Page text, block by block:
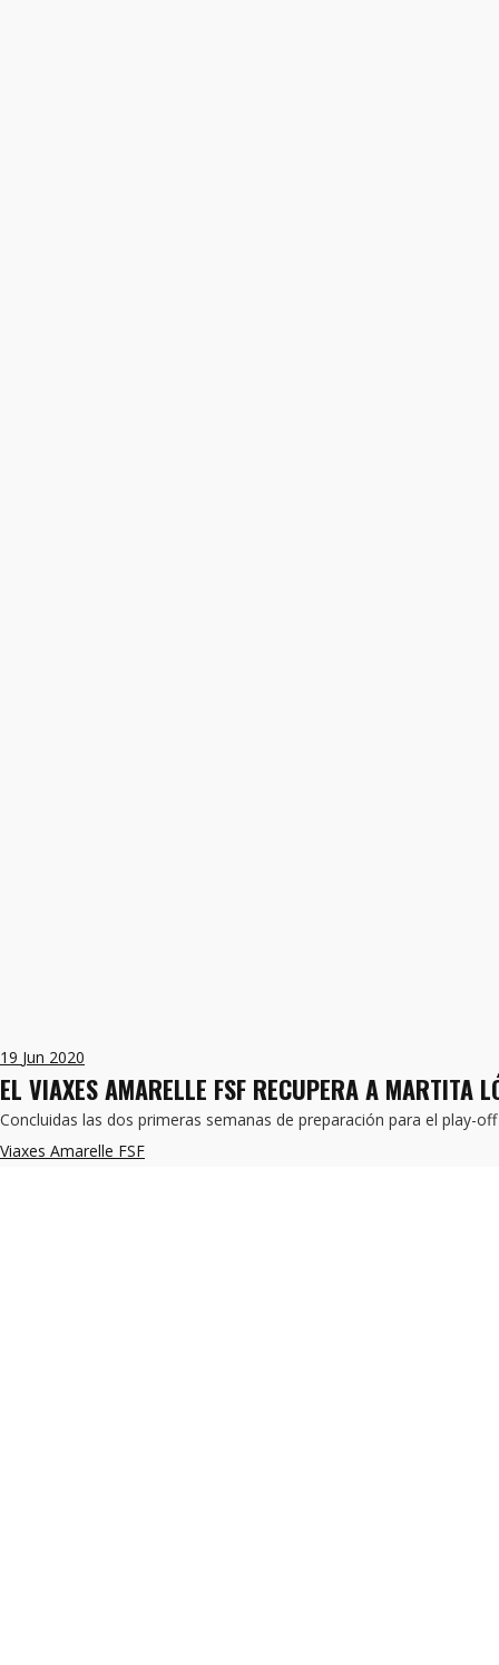
19 Jun 2020
EL VIAXES AMARELLE FSF RECUPERA A MARTITA
Concluidas las dos primeras semanas de preparación para el play-
Viaxes Amarelle FSF